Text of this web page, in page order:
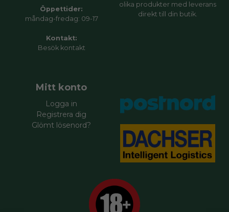
Öppettider:
måndag-fredag: 09-17
Kontakt:
Besök kontakt
olika produkter med leverans
direkt till din butik.
Mitt konto
Logga in
Registrera dig
Glömt lösenord?